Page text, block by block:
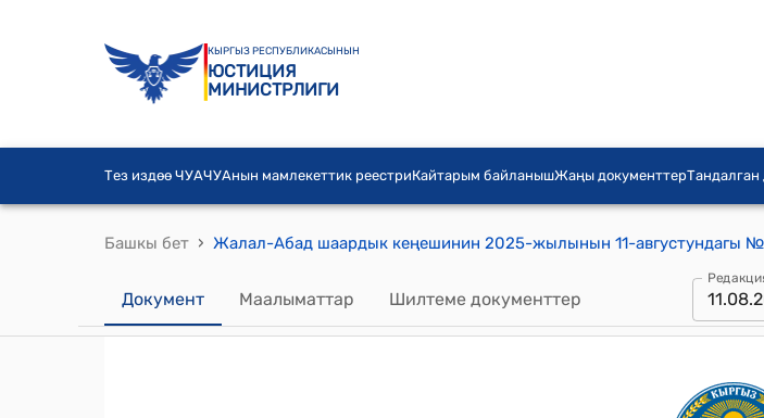
КЫРГЫЗ РЕСПУБЛИКАСЫНЫН
ЮСТИЦИЯ
МИНИСТРЛИГИ
Тез издөө ЧУАЧУАнын мамлекеттик реестриКайтарым байланышЖаңы документтерТандалган
Башкы бет ›
Документ Маалыматтар Шилтеме документтер